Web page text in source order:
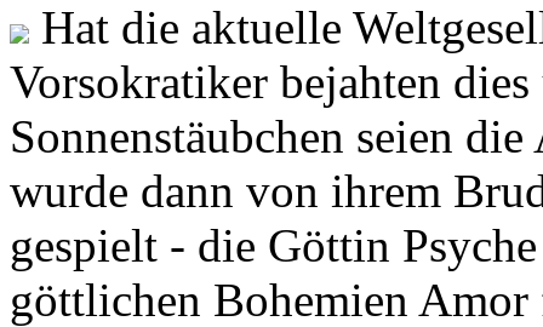
Hat die aktuelle
Vorsokratiker bejahten
Sonnenstäubchen seien
wurde dann von ihrem
gespielt - die Göttin
göttlichen Bohemien